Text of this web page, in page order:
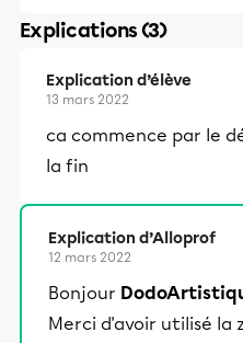
Explications (3)
Explication d’élève
13 mars 2022
ca commence par le
la fin
Explication d’Alloprof
12 mars 2022
Bonjour
Merci d'avoir utilisé la